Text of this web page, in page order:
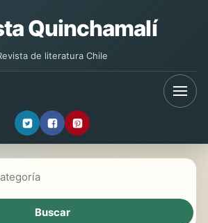
Quinchamalí
de literatura Chile